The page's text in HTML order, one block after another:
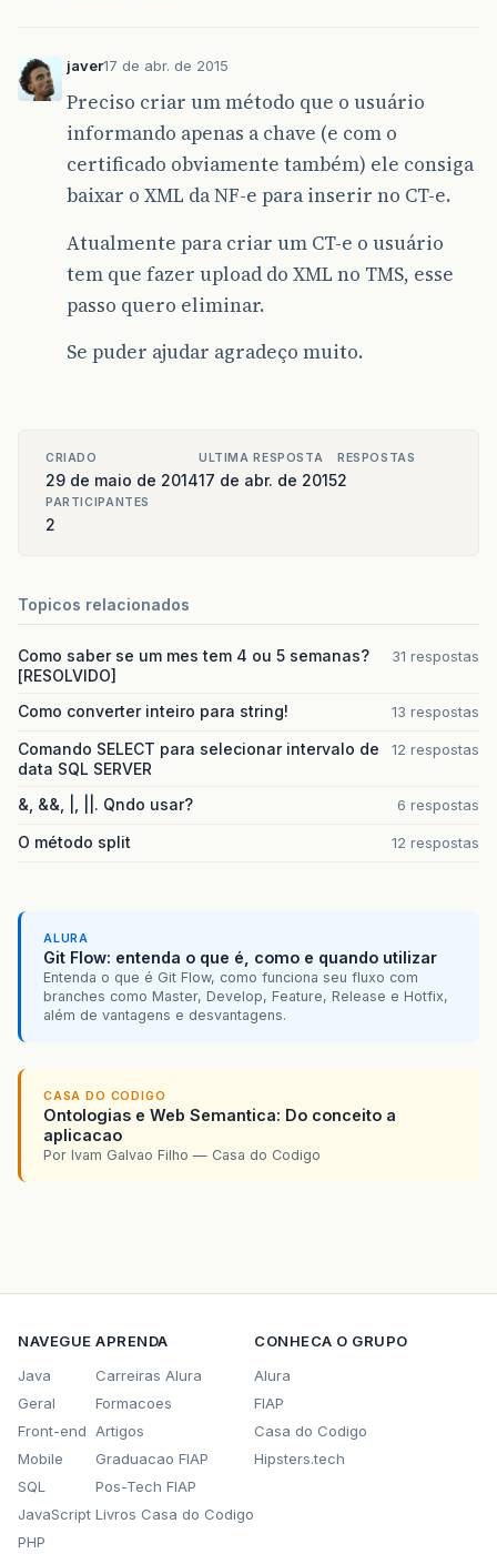
javer17 de abr. de 2015
Preciso criar um método que o usuário
informando apenas a chave (e com o
certificado obviamente também) ele consiga
baixar o XML da NF-e para inserir no CT-e.
Atualmente para criar um CT-e o usuário
tem que fazer upload do XML no TMS, esse
passo quero eliminar.
Se puder ajudar agradeço muito.
CRIADO
29 de maio de 2014
ULTIMA RESPOSTA
17 de abr. de 2015
RESPOSTAS
2
PARTICIPANTES
2
Topicos relacionados
Como saber se um mes tem 4 ou 5 semanas?
[RESOLVIDO]
31 respostas
Como converter inteiro para string! 13 respostas
Comando SELECT para selecionar intervalo de
data SQL SERVER
12 respostas
&, &&, |, ||. Qndo usar? 6 respostas
O método split 12 respostas
ALURA
Git Flow: entenda o que é, como e quando utilizar
Entenda o que é Git Flow, como funciona seu fluxo com
branches como Master, Develop, Feature, Release e Hotfix,
além de vantagens e desvantagens.
CASA DO CODIGO
Ontologias e Web Semantica: Do conceito a
aplicacao
Por Ivam Galvao Filho — Casa do Codigo
NAVEGUE
Java
Geral
Front-end
Mobile
SQL
JavaScript
PHP
APRENDA
Carreiras Alura
Formacoes
Artigos
Graduacao FIAP
Pos-Tech FIAP
Livros Casa do Codigo
CONHECA O GRUPO
Alura
FIAP
Casa do Codigo
Hipsters.tech